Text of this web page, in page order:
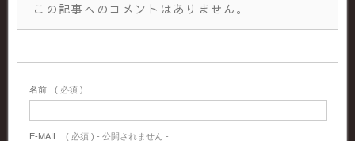
この記事へのコメントはありません。
名前 ( 必須 )
E-MAIL ( 必須 ) - 公開されません -